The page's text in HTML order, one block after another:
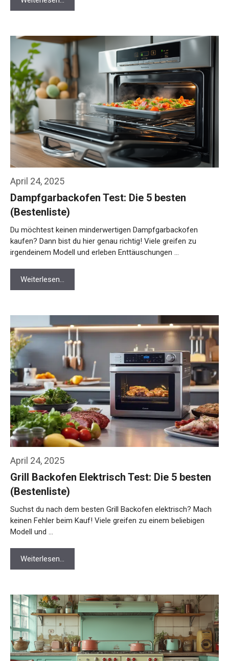
April 24, 2025
Dampfgarbackofen Test: Die 5 besten
(Bestenliste)
Du möchtest keinen minderwertigen Dampfgarbackofen
kaufen? Dann bist du hier genau richtig! Viele greifen zu
irgendeinem Modell und erleben Enttäuschungen …
Weiterlesen…
April 24, 2025
Grill Backofen Elektrisch Test: Die 5 besten
(Bestenliste)
Suchst du nach dem besten Grill Backofen elektrisch? Mach
keinen Fehler beim Kauf! Viele greifen zu einem beliebigen
Modell und …
Weiterlesen…